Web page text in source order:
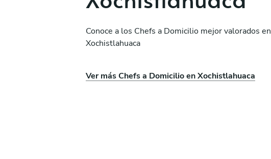
Conoce a los Chefs a Domicilio mejor valorados en
Xochistlahuaca
Ver más Chefs a Domicilio en Xochistlahuaca
Puebla